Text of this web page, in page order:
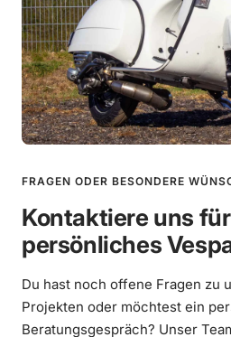
FRAGEN ODER BESONDERE
Kontaktiere uns
persönliches
Du hast noch offene Fragen zu
Projekten oder möchtest ein
Beratungsgespräch? Unser